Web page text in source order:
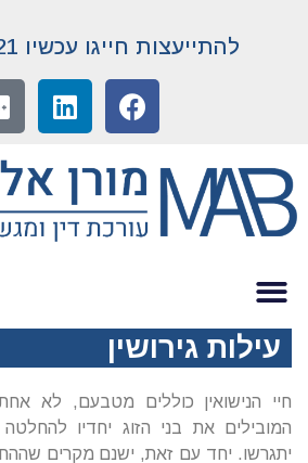
להתייעצות חייגו עכשיו 050-6793821
עילות גירושין
חיי הנישואין כוללים מטבעם, לא
המובילים את בני הזוג יחדיו
יתגרשו. יחד עם זאת, ישנם מקרים